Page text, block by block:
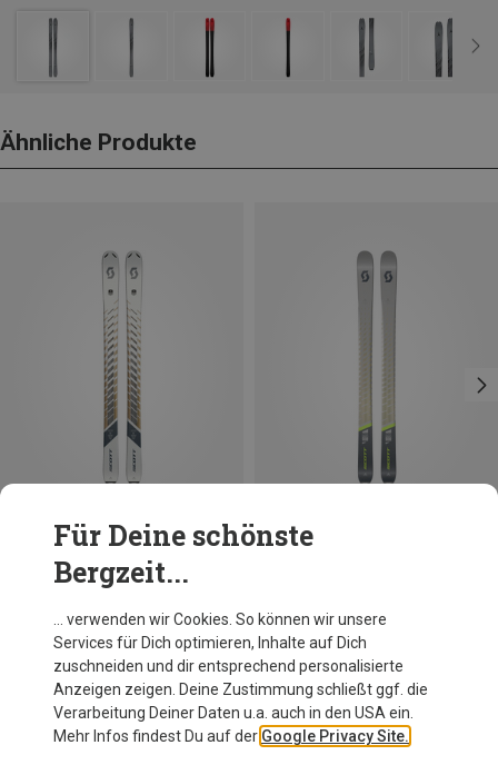
Ähnliche Produkte
Du sparst 64% Du sparst 56%
Andere Kunden kauften auch
Für Deine schönste
Bergzeit...
… verwenden wir Cookies. So können wir unsere
Services für Dich optimieren, Inhalte auf Dich
zuschneiden und dir entsprechend personalisierte
Anzeigen zeigen. Deine Zustimmung schließt ggf. die
Verarbeitung Deiner Daten u.a. auch in den USA ein.
Mehr Infos findest Du auf der Google Privacy Site.